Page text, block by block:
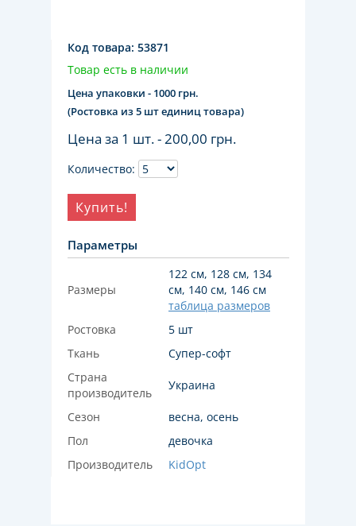
Код товара: 53871
Товар есть в наличии
Цена упаковки - 1000 грн.
(Ростовка из 5 шт единиц товара)
Цена за 1 шт. -200,00 грн.
Количество:
Купить!
Параметры
Размеры
122 см, 128 см, 134
см, 140 см, 146 см
таблица размеров
Ростовка
5 шт
Ткань
Супер-софт
Страна
производитель
Украина
Сезон
весна, осень
Пол
девочка
Производитель
KidOpt